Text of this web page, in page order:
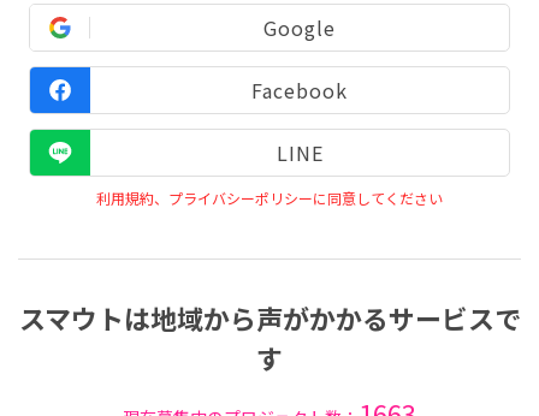
Google
Facebook
LINE
利用規約、プライバシーポリシーに同意してください
スマウトは地域から声がかかるサービスで
す